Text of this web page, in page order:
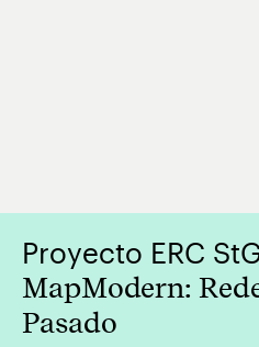
Proyecto ERC
MapModern:
Pasado